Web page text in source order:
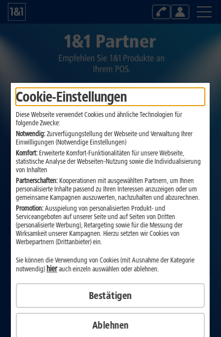
Registrieren
Kontakt
KontaktLogin
Können wir Ihnen persönlich weiterhelfen?
Beratung zu 1&1 Produkten und der Online Bestellung
Cookie-Einstellungen
Diese Webseite verwendet Cookies und ähnliche Technologien für
folgende Zwecke:
Notwendig:Zurverfügungstellung der Webseite und Verwaltung Ihrer
Einwilligungen (Notwendige Einstellungen)
Komfort: Erweiterte Komfort-Funktionalitäten für unsere Webseite,
statistische Analyse der Webseiten-Nutzung sowie die Individualisierung
von Inhalten
Partnerschaften: Kooperationen mit ausgewählten Partnern, um Ihnen
personalisierte Inhalte passend zu Ihren Interessen anzuzeigen oder um
gemeinsame Kampagnen auszuwerten, nachzuhalten und abzurechnen.
Promotion:Ausspielung von personalisierten Produkt- und
Serviceangeboten auf unserer Seite und auf Seiten von Dritten
(personalisierte Werbung), Retargeting sowie für die Messung der
Wirksamkeit unserer Kampagnen. Hierzu setzten wir Cookies von
Werbepartnern (Drittanbieter) ein.
Ablehnen
Sie können die Verwendung von Cookies (mit Ausnahme der Kategorie
notwendig)hierauch einzeln auswählen oder ablehnen.
Bestätigen